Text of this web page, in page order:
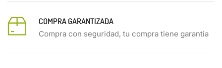
COMPRA GARANTIZADA
Compra con seguridad, tu compra tiene garantia